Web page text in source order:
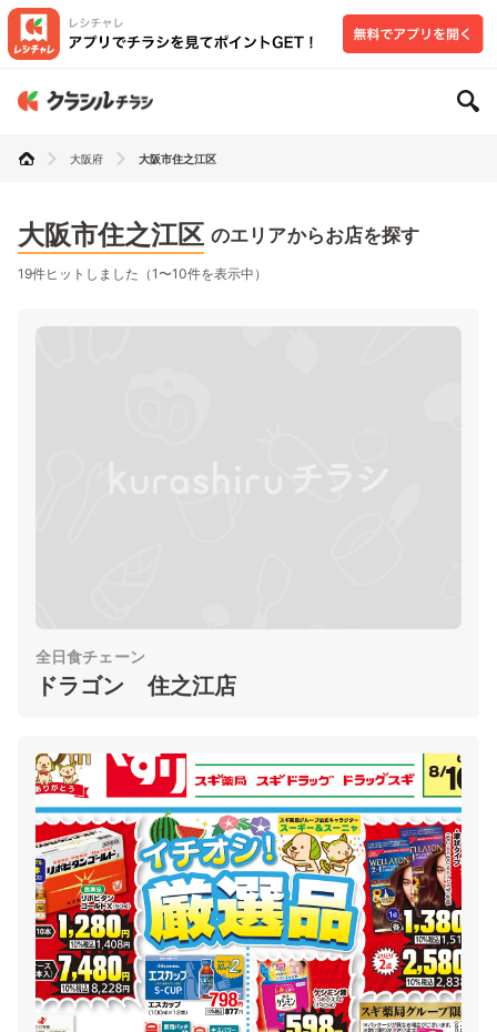
大阪府 大阪市住之江区
大阪市住之江区 のエリアからお店を探す
19件ヒットしました（1〜10件を表示中）
全日食チェーン
ドラゴン 住之江店